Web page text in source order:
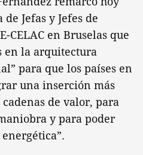
Jefas y Jefes de
CELAC en Bruselas que
en la arquitectura
para que los países en
una inserción más
de valor, para
y para poder